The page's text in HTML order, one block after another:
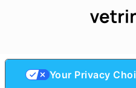
Your Privacy